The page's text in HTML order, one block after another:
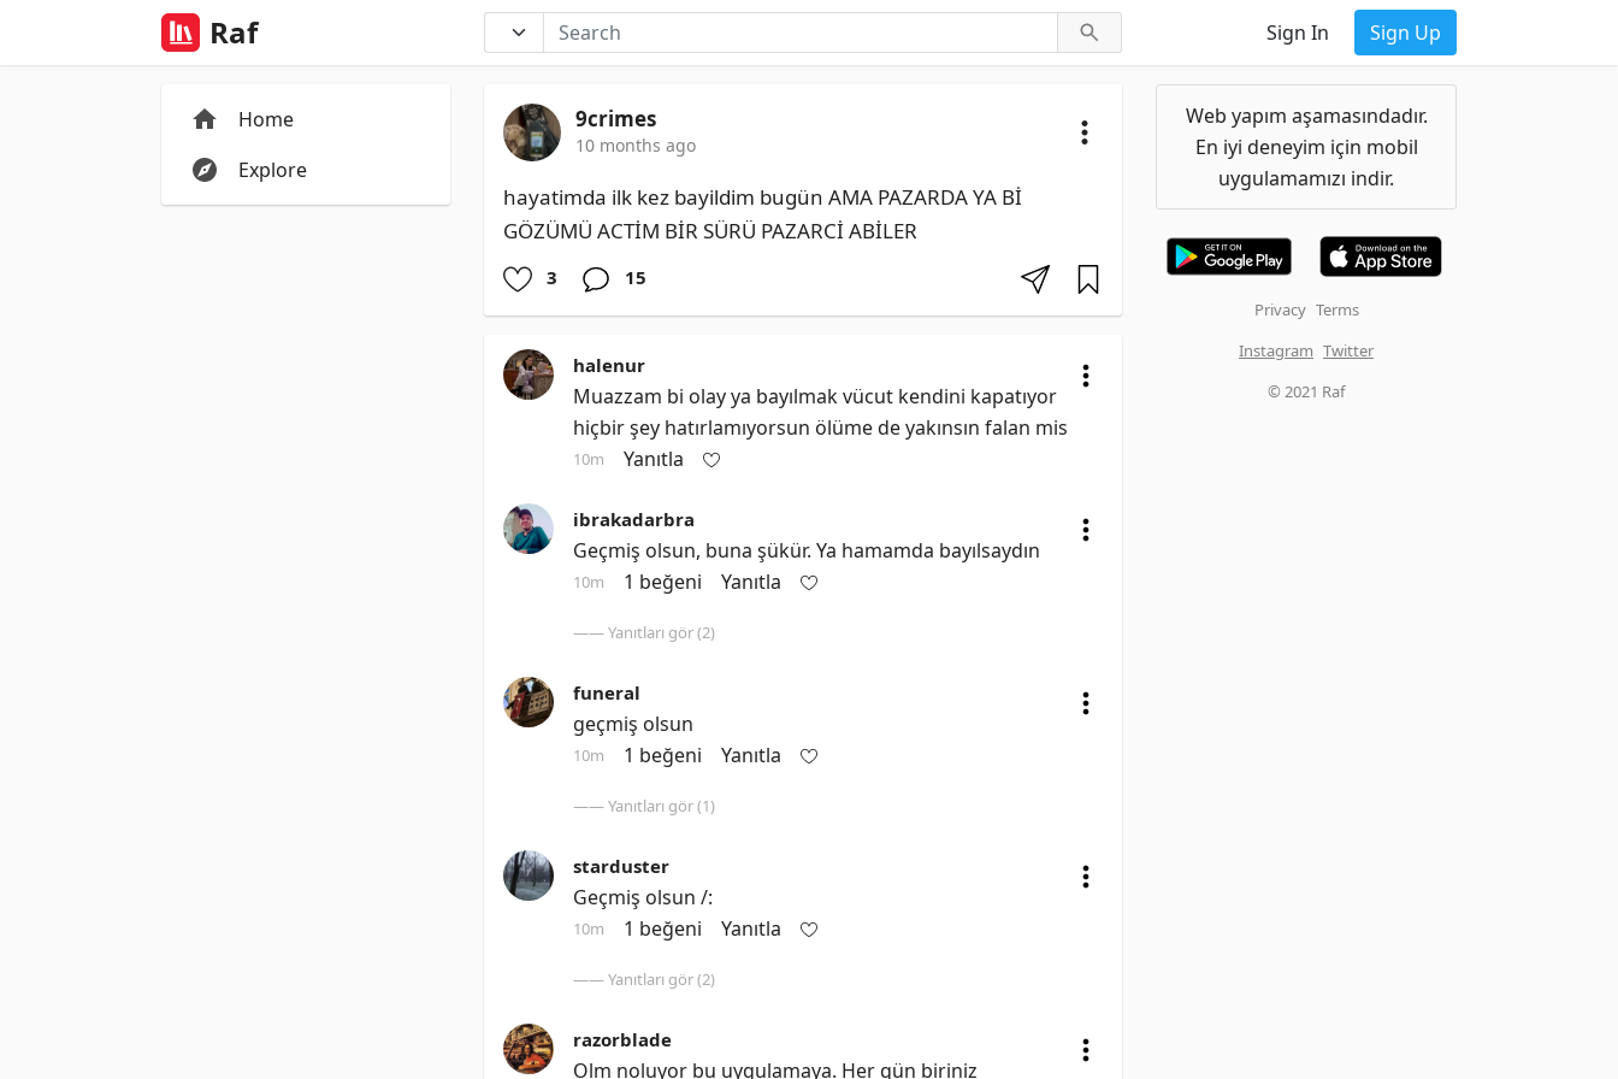
Raf Sign In Sign Up
Home
Explore
9crimes
10 months ago
hayatimda ilk kez bayildim bugün AMA PAZARDA YA Bİ
GÖZÜMÜ ACTİM BİR SÜRÜ PAZARCİ ABİLER
3 15
halenur
Muazzam bi olay ya bayılmak vücut kendini kapatıyor
hiçbir şey hatırlamıyorsun ölüme de yakınsın falan mis
10m Yanıtla
ibrakadarbra
Geçmiş olsun, buna şükür. Ya hamamda bayılsaydın
10m 1 beğeni Yanıtla
—— Yanıtları gör (2)
funeral
geçmiş olsun
10m 1 beğeni Yanıtla
—— Yanıtları gör (1)
starduster
Geçmiş olsun /:
10m 1 beğeni Yanıtla
—— Yanıtları gör (2)
razorblade
Olm noluyor bu uygulamaya. Her gün biriniz
Web yapım aşamasındadır.
En iyi deneyim için mobil
uygulamamızı indir.
Privacy Terms
Instagram Twitter
© 2021 Raf